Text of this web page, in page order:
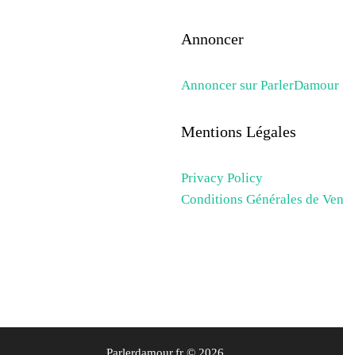
Annoncer
Annoncer sur ParlerDamour
Mentions Légales
Privacy Policy
Conditions Générales de